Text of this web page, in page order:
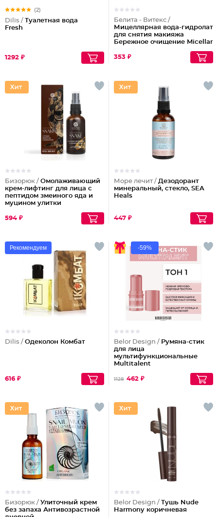
(2)
Dilis / Туалетная вода
Fresh
1292 ₽
Белита - Витекс /
Мицеллярная вода-гидролат
для снятия макияжа
Бережное очищение Micellar
353 ₽
Бизорюк / Омолаживающий
крем-лифтинг для лица с
пептидом змеиного яда и
муцином улитки
594 ₽
Море лечит / Дезодорант
минеральный, стекло, SEA
Heals
447 ₽
Рекомендуем
Dilis / Одеколон Комбат
616 ₽
-59%
Belor Design / Румяна-стик
для лица
мультифункциональные
Multitalent
1128 462 ₽
Бизорюк / Улиточный крем
без запаха Антивозрастной
Belor Design / Тушь Nude
Harmony коричневая